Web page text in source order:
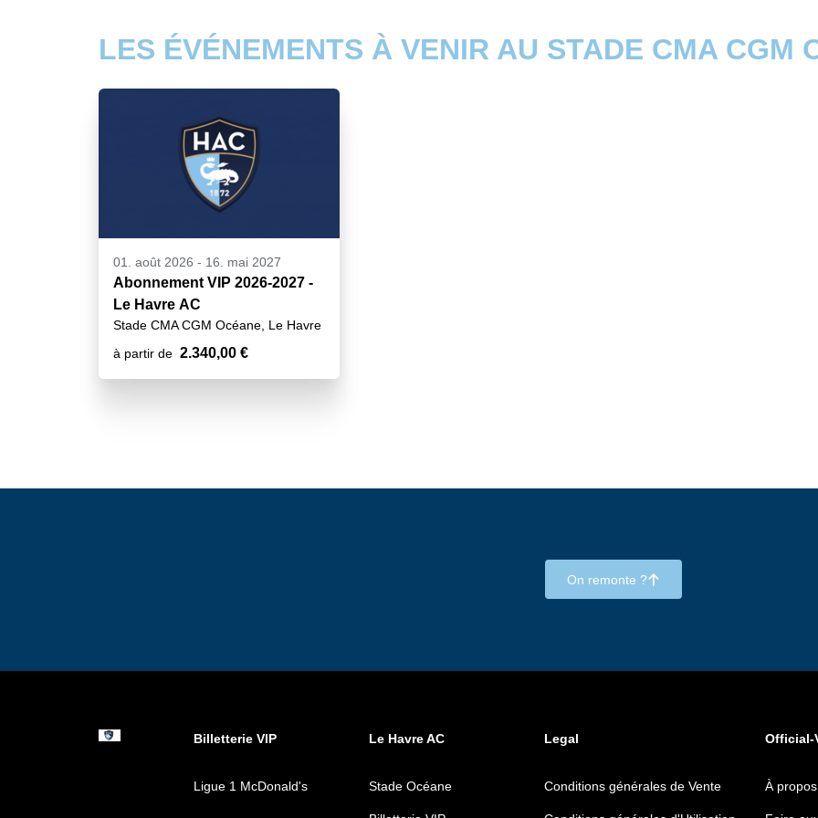
LES ÉVÉNEMENTS À VENIR AU STADE CMA CGM
01. août 2026 - 16. mai 2027
Abonnement VIP 2026-2027 -
Le Havre AC
Stade CMA CGM Océane, Le Havre
à partir de 2.340,00 €
On remonte ?􀄨
Billetterie VIP Le Havre AC Legal Official-
Ligue 1 McDonald's Stade Océane Conditions générales de Vente À